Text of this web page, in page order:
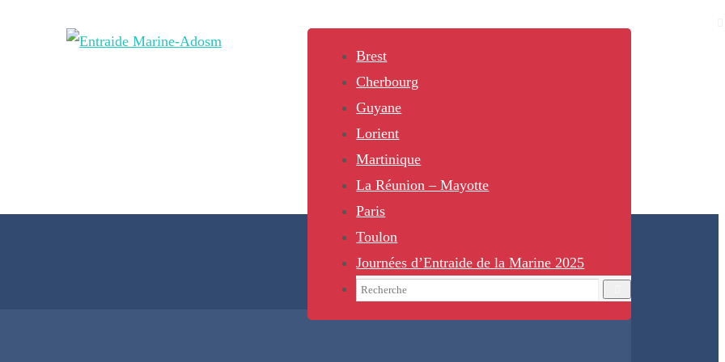
Brest
Cherbourg
Guyane
Lorient
Martinique
La Réunion – Mayotte
Paris
Toulon
Journées d’Entraide de la Marine 2025
Search